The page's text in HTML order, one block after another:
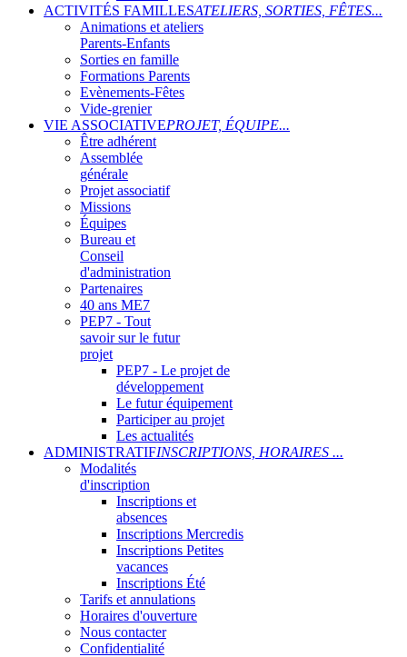
ACTIVITÉS FAMILLESATELIERS, SORTIES, FÊTES...
Animations et ateliers
Parents-Enfants
Sorties en famille
Formations Parents
Evènements-Fêtes
Vide-grenier
VIE ASSOCIATIVEPROJET, ÉQUIPE...
Être adhérent
Assemblée
générale
Projet associatif
Missions
Équipes
Bureau et
Conseil
d'administration
Partenaires
40 ans ME7
PEP7 - Tout
savoir sur le futur
projet
PEP7 - Le projet de
développement
Le futur équipement
Participer au projet
Les actualités
ADMINISTRATIFINSCRIPTIONS, HORAIRES ...
Modalités
d'inscription
Inscriptions et
absences
Inscriptions Mercredis
Inscriptions Petites
vacances
Inscriptions Été
Tarifs et annulations
Horaires d'ouverture
Nous contacter
Confidentialité